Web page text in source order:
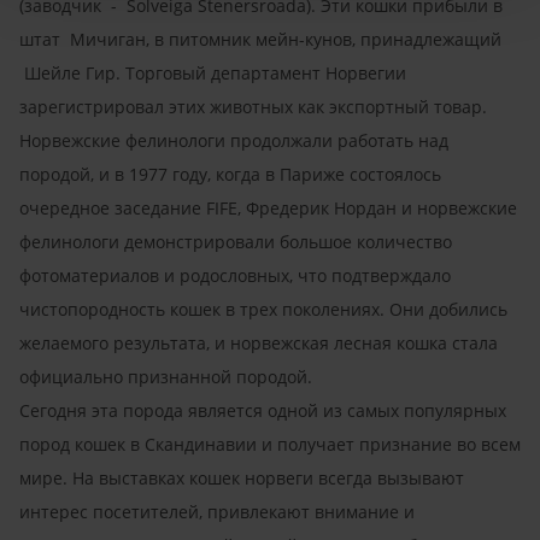
(заводчик - Solveiga Stenersroada). Эти кошки прибыли в
штат Мичиган, в питомник мейн-кунов, принадлежащий
Шейле Гир. Торговый департамент Норвегии
зарегистрировал этих животных как экспортный товар.
Норвежские фелинологи продолжали работать над
породой, и в 1977 году, когда в Париже состоялось
очередное заседание FIFE, Фредерик Нордан и норвежские
фелинологи демонстрировали большое количество
фотоматериалов и родословных, что подтверждало
чистопородность кошек в трех поколениях. Они добились
желаемого результата, и норвежская лесная кошка стала
официально признанной породой.
Сегодня эта порода является одной из самых популярных
пород кошек в Скандинавии и получает признание во всем
мире. На выставках кошек норвеги всегда вызывают
интерес посетителей, привлекают внимание и